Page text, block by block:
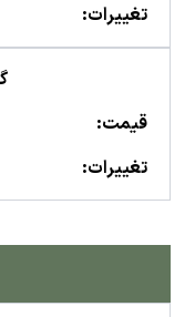
تغییرات:
قیمت:
تغییرات: